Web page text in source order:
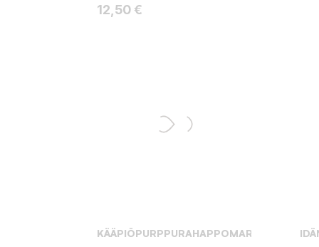
Hinta
12,50 €
KÄÄPIÖPURPPURAHAPPOMARJA